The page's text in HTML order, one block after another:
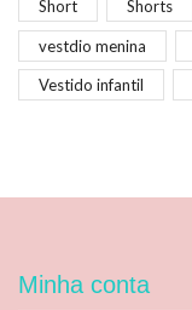
Short Shorts
vestdio menina
Vestido infantil
Minha conta